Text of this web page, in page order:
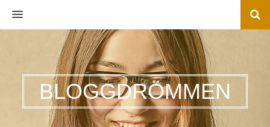
MENU
BLOGGDRÖMMEN